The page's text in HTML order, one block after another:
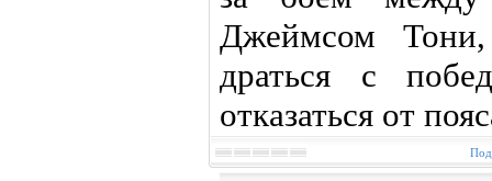
Джеймсом
драться с
отказаться от